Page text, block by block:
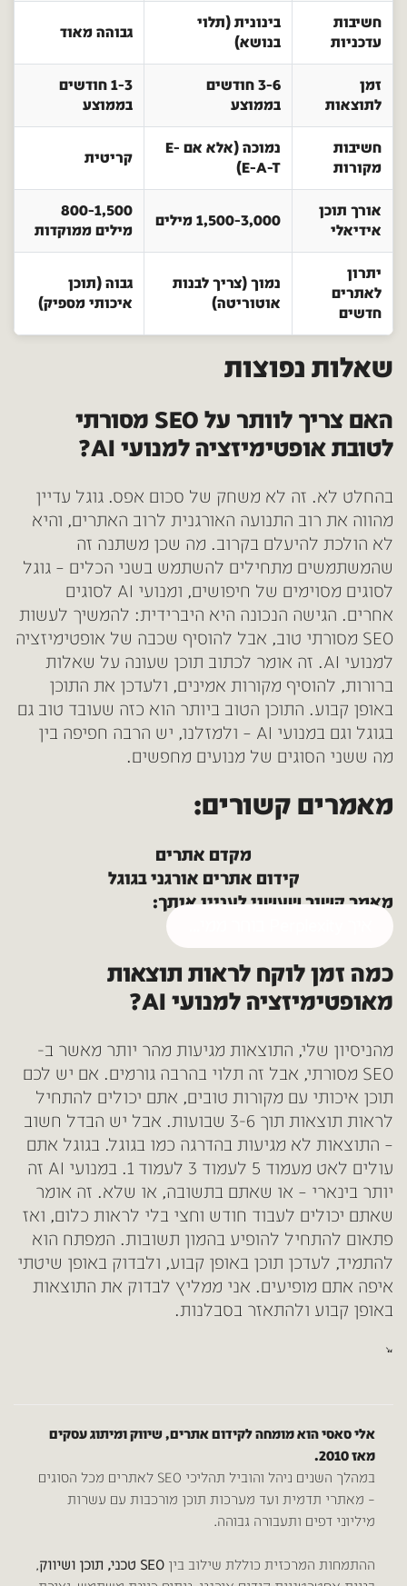
חשיבות
עדכניות
בינונית (תלוי
בנושא)
גבוהה מאוד
זמן
לתוצאות
3-6 חודשים
בממוצע
1-3 חודשים
בממוצע
חשיבות
מקורות
נמוכה (אלא אם E-
E-A-T)
קריטית
אורך תוכן
אידיאלי
1,500-3,000 מילים
800-1,500
מילים ממוקדות
יתרון
לאתרים
חדשים
נמוך (צריך לבנות
אוטוריטה)
גבוה (תוכן
איכותי מספיק)
שאלות נפוצות
האם צריך לוותר על SEO מסורתי
לטובת אופטימיזציה למנועי AI?
בהחלט לא. זה לא משחק של סכום אפס. גוגל עדיין
מהווה את רוב התנועה האורגנית לרוב האתרים, והיא
לא הולכת להיעלם בקרוב. מה שכן משתנה זה
שהמשתמשים מתחילים להשתמש בשני הכלים – גוגל
לסוגים מסוימים של חיפושים, ומנועי AI לסוגים
אחרים. הגישה הנכונה היא היברידית: להמשיך לעשות
SEO מסורתי טוב, אבל להוסיף שכבה של אופטימיזציה
למנועי AI. זה אומר לכתוב תוכן שעונה על שאלות
ברורות, להוסיף מקורות אמינים, ולעדכן את התוכן
באופן קבוע. התוכן הטוב ביותר הוא כזה שעובד טוב גם
בגוגל וגם במנועי AI – ולמזלנו, יש הרבה חפיפה בין
מה ששני הסוגים של מנועים מחפשים.
מאמרים קשורים:
מקדם אתרים
קידום אתרים אורגני בגוגל
מאמר קשור שעשוי לעניין אותך:
כמה זמן לוקח לראות תוצאות
מאופטימיזציה למנועי AI?
מהניסיון שלי, התוצאות מגיעות מהר יותר מאשר ב-
SEO מסורתי, אבל זה תלוי בהרבה גורמים. אם יש לכם
תוכן איכותי עם מקורות טובים, אתם יכולים להתחיל
לראות תוצאות תוך 3-6 שבועות. אבל יש הבדל חשוב
– התוצאות לא מגיעות בהדרגה כמו בגוגל. בגוגל אתם
עולים לאט מעמוד 5 לעמוד 3 לעמוד 1. במנועי AI זה
יותר בינארי – או שאתם בתשובה, או שלא. זה אומר
שאתם יכולים לעבוד חודש וחצי בלי לראות כלום, ואז
פתאום להתחיל להופיע בהמון תשובות. המפתח הוא
להתמיד, לעדכן תוכן באופן קבוע, ולבדוק באופן שיטתי
איפה אתם מופיעים. אני ממליץ לבדוק את התוצאות
באופן קבוע ולהתאזר בסבלנות.
“`
אלי סאסיהוא מומחה לקידום אתרים, שיווק ומיתוג עסקים
מאז 2010.
במהלך השנים ניהל והוביל תהליכי SEO לאתרים מכל הסוגים
– מאתרי תדמית ועד מערכות תוכן מורכבות עם עשרות
מיליוני דפים ותעבורה גבוהה.
ההתמחות המרכזית כוללת שילוב בין SEO טכני, תוכן ושיווק
,